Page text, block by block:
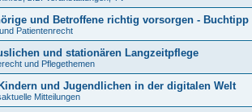
und Betroffene richtig vorsorgen - Buchtipp
Patientenrecht
und stationären Langzeitpflege
und Pflegethemen
und Jugendlichen in der digitalen Welt
Mitteilungen